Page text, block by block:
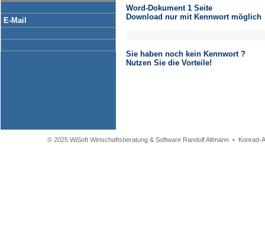
E-Mail
Word-Dokument 1 Seite
Download nur mit Kennwort möglich
Sie haben noch kein Kennwort ?
Nutzen Sie die Vorteile!
© 2025 WiSoft Wirtschaftsberatung & Software Randolf Altmann •